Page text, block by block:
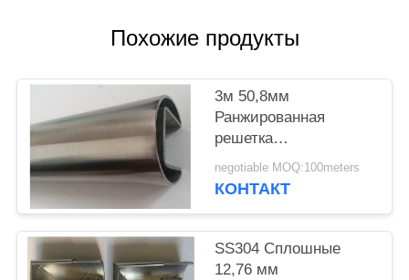
Похожие продукты
3м 50,8мм
Ранжированная
решетка
Нержавеющая
стальная труба
negotiable MOQ:100meters
КОНТАКТ
SS304 Сплошные
12,76 мм